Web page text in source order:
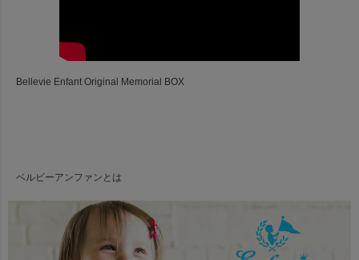
Bellevie Enfant Original Memorial BOX
ベルビーアンファンとは